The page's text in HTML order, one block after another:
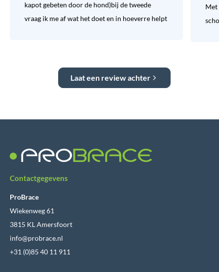
kapot gebeten door de hond)bij de tweede
vraag ik me af wat het doet en in hoeverre helpt
Met
Laat een review achter
Contactgegevens
ProBrace
Wiekenweg 61
3815 KL Amersfoort
info@probrace.nl
+31 (0)85 40 11 911